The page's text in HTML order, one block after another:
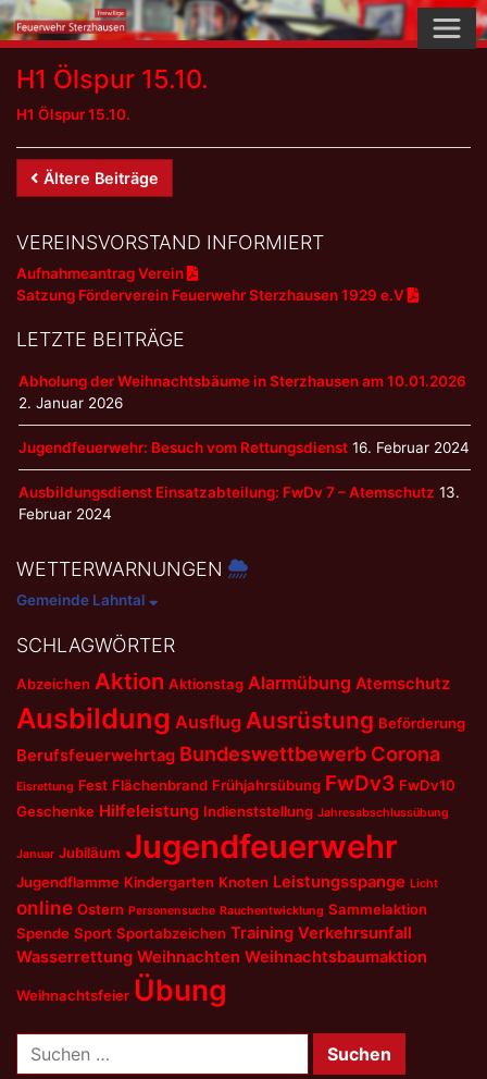
Skip
to
content
H1 Ölspur 15.10.
H1 Ölspur 15.10.
Beitrags-
Navigation
Ältere Beiträge
VEREINSVORSTAND INFORMIERT
Aufnahmeantrag Verein
Satzung Förderverein Feuerwehr Sterzhausen 1929 e.V
LETZTE BEITRÄGE
Abholung der Weihnachtsbäume in Sterzhausen am 10.01.2026
2. Januar 2026
Jugendfeuerwehr: Besuch vom Rettungsdienst 16. Februar 2024
Ausbildungsdienst Einsatzabteilung: FwDv 7 – Atemschutz 13.
Februar 2024
WETTERWARNUNGEN
Gemeinde Lahntal
SCHLAGWÖRTER
Abzeichen Aktion Aktionstag Alarmübung Atemschutz
Ausbildung Ausflug Ausrüstung Beförderung
Berufsfeuerwehrtag Bundeswettbewerb Corona
Eisrettung Fest Flächenbrand Frühjahrsübung FwDv3 FwDv10
Geschenke Hilfeleistung Indienststellung Jahresabschlussübung
Januar Jubiläum Jugendfeuerwehr
Jugendflamme Kindergarten Knoten Leistungsspange Licht
online Ostern Personensuche Rauchentwicklung Sammelaktion
Spende Sport Sportabzeichen Training Verkehrsunfall
Wasserrettung Weihnachten Weihnachtsbaumaktion
Weihnachtsfeier Übung
nach: